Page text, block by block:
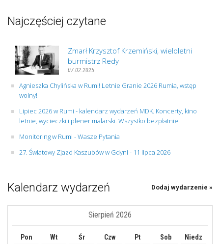
Najczęściej czytane
Zmarł Krzysztof Krzemiński, wieloletni
burmistrz Redy
07.02.2025
Agnieszka Chylińska w Rumi! Letnie Granie 2026 Rumia, wstęp
wolny!
Lipiec 2026 w Rumi - kalendarz wydarzeń MDK. Koncerty, kino
letnie, wycieczki i plener malarski. Wszystko bezpłatnie!
Monitoring w Rumi - Wasze Pytania
27. Światowy Zjazd Kaszubów w Gdyni - 11 lipca 2026
Kalendarz wydarzeń Dodaj wydarzenie »
Sierpień 2026
Pon Wt Śr Czw Pt Sob
Niedz